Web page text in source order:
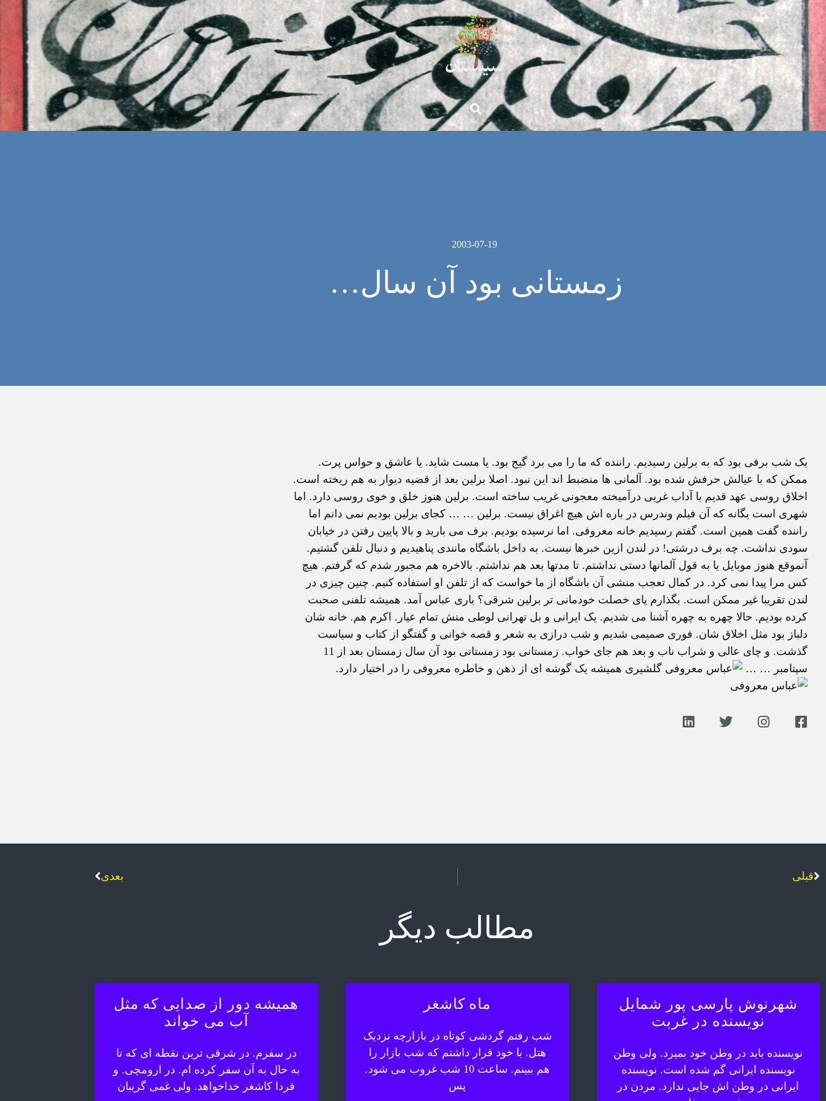
2003-07-19
زمستانی بود آن سال…
يک شب برفی بود که به برلين رسيديم. راننده که ما را می برد گيج بود. يا مست شايد. يا عاشق و حواس پرت.
ممکن که با عيالش حرفش شده بود. آلمانی ها منضبط اند اين نبود. اصلا برلين بعد از قضيه ديوار به هم ريخته است.
اخلاق روسی عهد قديم با آداب غربی درآميخته معجونی غريب ساخته است. برلين هنوز خلق و خوی روسی دارد. اما
شهری است يگانه که آن فيلم وندرس در باره اش هيچ اغراق نيست. برلين … … کجای برلين بوديم نمی دانم اما
راننده گفت همين است. گفتم رسيديم خانه معروفی. اما نرسيده بوديم. برف می باريد و بالا پايين رفتن در خيابان
سودی نداشت. چه برف درشتی! در لندن ازين خبرها نيست. به داخل باشگاه مانندی پناهيديم و دنبال تلفن گشتيم.
آنموقع هنوز موبايل يا به قول آلمانها دستی نداشتم. تا مدتها بعد هم نداشتم. بالاخره هم مجبور شدم که گرفتم. هيچ
کس مرا پيدا نمی کرد. در کمال تعجب منشی آن باشگاه از ما خواست که از تلفن او استفاده کنيم. چنين چيزی در
لندن تقريبا غير ممکن است. بگذارم پای خصلت خودمانی تر برلين شرقی؟ باری عباس آمد. هميشه تلفنی صحبت
کرده بوديم. حالا چهره به چهره آشنا می شديم. يک ايرانی و بل تهرانی لوطی منش تمام عيار. اکرم هم. خانه شان
دلباز بود مثل اخلاق شان. فوری صميمی شديم و شب درازی به شعر و قصه خوانی و گفتگو از کتاب و سياست
گذشت. و چای عالی و شراب ناب و بعد هم جای خواب. زمستانی بود زمستانی بود آن سال زمستان بعد از 11
سپتامبر … …
گلشيری هميشه يک گوشه ای از ذهن و خاطره معروفی را در اختيار دارد.
قبلی بعدی
مطالب دیگر
شهرنوش پارسی پور شمایل
نویسنده در غربت
نویسنده باید در وطن خود بمیرد. ولی وطن
نویسنده ایرانی گم شده است. نویسنده
ایرانی در وطن اش جایی ندارد. مردن در
ماه کاشغر
شب رفتم گردشی کوتاه در بازارچه نزدیک
هتل. با خود قرار داشتم که شب بازار را
هم ببینم. ساعت 10 شب غروب می شود.
پس
همیشه دور از صدایی که مثل
آب می خواند
در سفرم. در شرقی ترین نقطه ای که تا
به حال به آن سفر کرده ام. در ارومچی. و
فردا کاشغر خداخواهد. ولی غمی گریبان